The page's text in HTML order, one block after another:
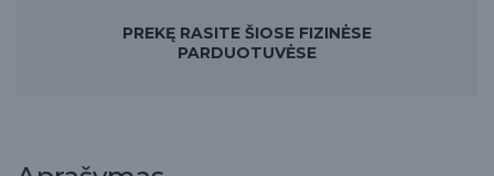
PREKĘ RASITE ŠIOSE FIZINĖSE
PARDUOTUVĖSE